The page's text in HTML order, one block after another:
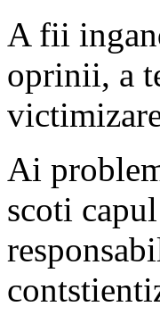
A fii
oprinii, a
Ai
scoti